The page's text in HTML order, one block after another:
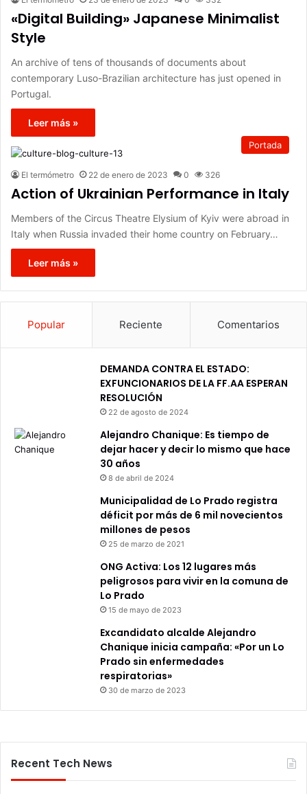
«Digital Building» Japanese Minimalist
Style
An archive of tens of thousands of documents about
contemporary Luso-Brazilian architecture has just opened in
Portugal.
Leer más »
Portada
El termómetro 22 de enero de 2023 0 326
Action of Ukrainian Performance in Italy
Members of the Circus Theatre Elysium of Kyiv were abroad in
Italy when Russia invaded their home country on February…
Leer más »
Popular Reciente Comentarios
DEMANDA CONTRA EL ESTADO:
EXFUNCIONARIOS DE LA FF.AA ESPERAN
RESOLUCIÓN
22 de agosto de 2024
Alejandro Chanique: Es tiempo de
dejar hacer y decir lo mismo que hace
30 años
8 de abril de 2024
Municipalidad de Lo Prado registra
déficit por más de 6 mil novecientos
millones de pesos
25 de marzo de 2021
ONG Activa: Los 12 lugares más
peligrosos para vivir en la comuna de
Lo Prado
15 de mayo de 2023
Excandidato alcalde Alejandro
Chanique inicia campaña: «Por un Lo
Prado sin enfermedades
respiratorias»
30 de marzo de 2023
Recent Tech News